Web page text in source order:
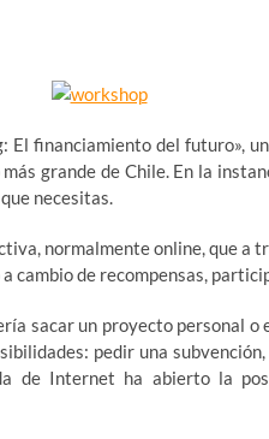
financiamiento del futuro»,
grande de Chile. En la
necesitas.
normalmente online, que a
cambio de recompensas,
sacar un proyecto personal
pedir una
de Internet ha abierto la